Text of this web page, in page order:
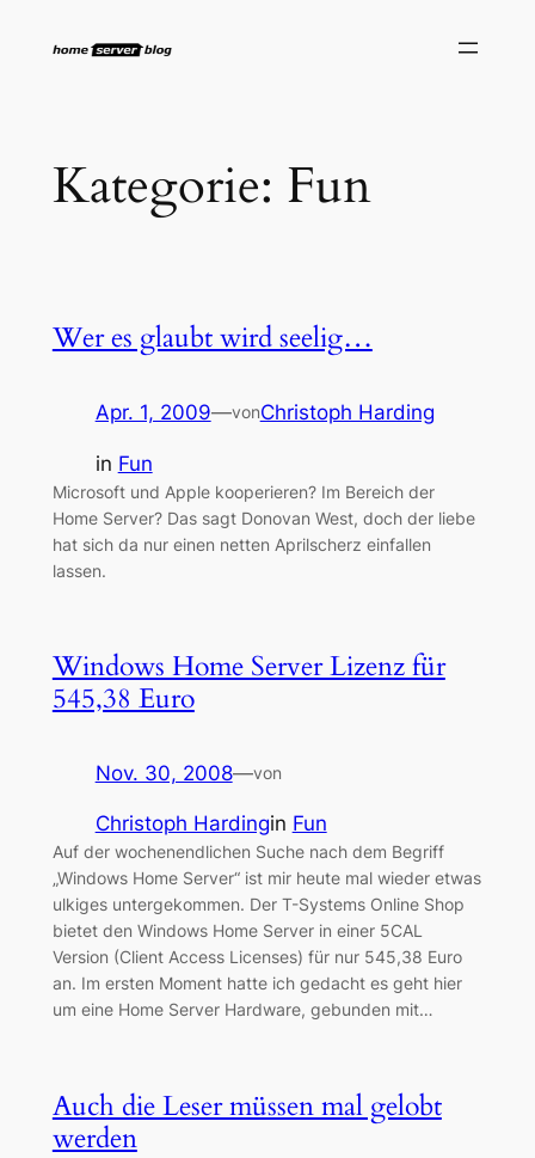
Inhalt
Kategorie: Fun
Wer es glaubt wird seelig…
Apr. 1, 2009—vonChristoph Harding
in Fun
Microsoft und Apple kooperieren? Im Bereich der
Home Server? Das sagt Donovan West, doch der liebe
hat sich da nur einen netten Aprilscherz einfallen
lassen.
Windows Home Server Lizenz für
545,38 Euro
Nov. 30, 2008—von
Christoph Hardingin Fun
Auf der wochenendlichen Suche nach dem Begriff
„Windows Home Server“ ist mir heute mal wieder etwas
ulkiges untergekommen. Der T-Systems Online Shop
bietet den Windows Home Server in einer 5CAL
Version (Client Access Licenses) für nur 545,38 Euro
an. Im ersten Moment hatte ich gedacht es geht hier
um eine Home Server Hardware, gebunden mit…
Auch die Leser müssen mal gelobt
werden